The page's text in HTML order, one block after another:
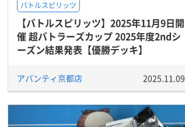
バトルスピリッツ
【バトルスピリッツ】2025年11月9日開
催 超バトラーズカップ 2025年度2ndシ
ーズン結果発表【優勝デッキ】
アバンティ京都店 2025.11.09